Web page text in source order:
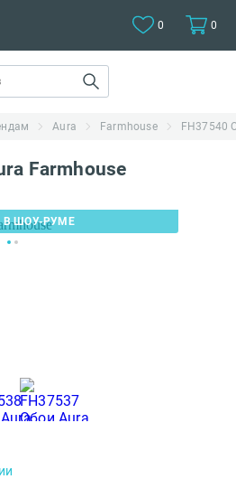
0 0
Aura Farmhouse FH37540
Farmhouse
В ШОУ-РУМЕ